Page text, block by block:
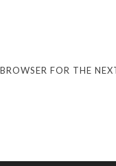
FOR THE